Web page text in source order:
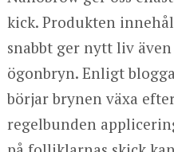
kick. Produkten
snabbt ger nytt liv
ögonbryn. Enligt
börjar brynen växa
regelbunden